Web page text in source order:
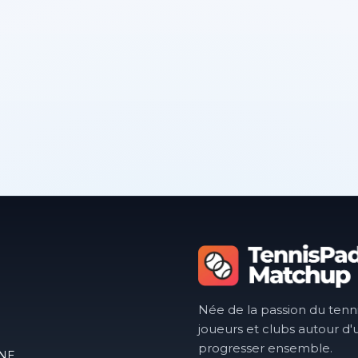
Née de la passion du
joueurs et clubs autour
progresser ensemble.